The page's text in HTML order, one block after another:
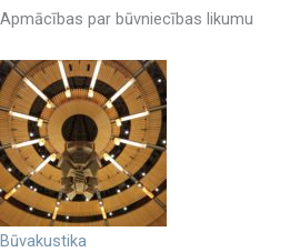
Apmācības par būvniecības likumu
Būvakustika